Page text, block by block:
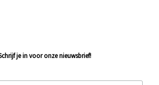
je in voor onze nieuwsbrief!